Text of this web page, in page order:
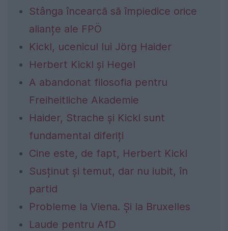
Stânga încearcă să împiedice orice
alianțe ale FPÖ
Kickl, ucenicul lui Jörg Haider
Herbert Kickl și Hegel
A abandonat filosofia pentru
Freiheitliche Akademie
Haider, Strache și Kickl sunt
fundamental diferiți
Cine este, de fapt, Herbert Kickl
Susținut și temut, dar nu iubit, în
partid
Probleme la Viena. Și la Bruxelles
Laude pentru AfD